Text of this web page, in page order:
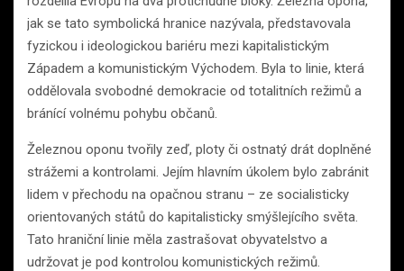
jak se tato symbolická hranice nazývala, představovala
fyzickou i ideologickou bariéru mezi kapitalistickým
Západem a komunistickým Východem. Byla to linie, která
oddělovala svobodné demokracie od totalitních režimů a
bránící volnému pohybu občanů.
Železnou oponu tvořily zeď, ploty či ostnatý drát doplněné
strážemi a kontrolami. Jejím hlavním úkolem bylo zabránit
lidem v přechodu na opačnou stranu – ze socialisticky
orientovaných států do kapitalisticky smýšlejícího světa.
Tato hraniční linie měla zastrašovat obyvatelstvo a
udržovat je pod kontrolou komunistických režimů.